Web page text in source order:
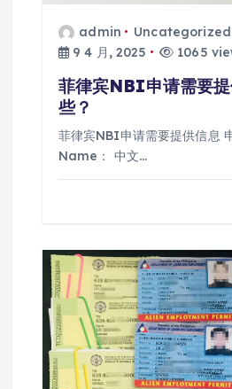
admin
Uncategorized
9 4 月, 2025
1065
菲律宾NBI申请需要
些？
菲律宾NBI申请需要提供信息
Name： 中文…